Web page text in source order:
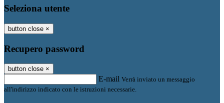
Seleziona utente
button close ×
Recupero password
button close ×
E-mail Verrà inviato un messaggio
all'indirizzo indicato con le istruzioni necessarie.